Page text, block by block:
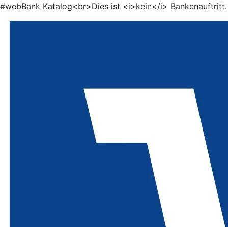
#webBank Katalog<br>Dies ist <i>kein</i> Bankenauftritt.